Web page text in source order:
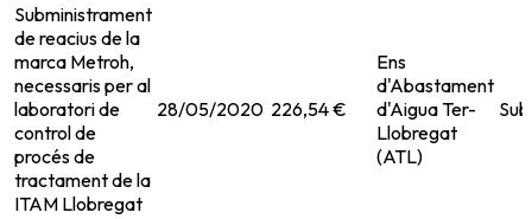
Subministrament
de reacius de la
marca Metroh,
necessaris per al
laboratori de
control de
procés de
tractament de la
ITAM Llobregat
28/05/2020 226,54 €
Ens
d'Abastament
d'Aigua Ter-
Llobregat
(ATL)